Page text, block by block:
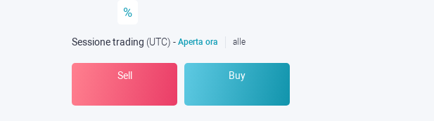
%
Sessione trading (UTC) - Aperta ora alle
Sell Buy